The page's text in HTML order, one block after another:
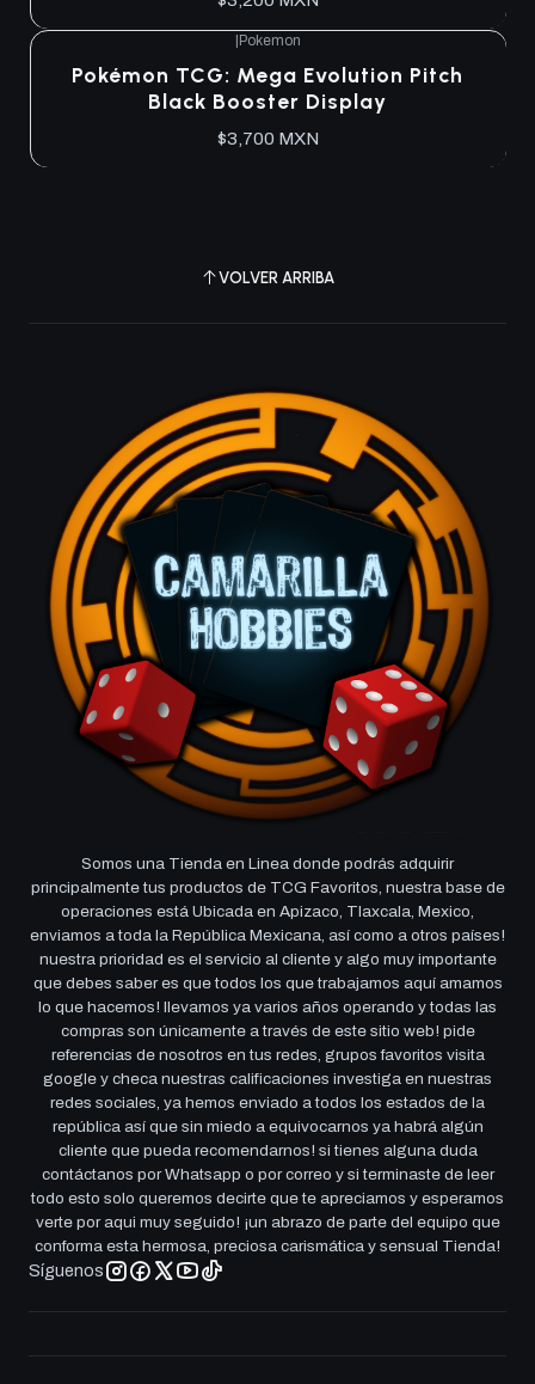
Pokemon
Pokémon TCG: Mega Evolution Pitch
Black Booster Display
$3,700 MXN
VOLVER ARRIBA
Somos una Tienda en Linea donde podrás adquirir
principalmente tus productos de TCG Favoritos, nuestra base de
operaciones está Ubicada en Apizaco, Tlaxcala, Mexico,
enviamos a toda la República Mexicana, así como a otros países!
nuestra prioridad es el servicio al cliente y algo muy importante
que debes saber es que todos los que trabajamos aquí amamos
lo que hacemos! llevamos ya varios años operando y todas las
compras son únicamente a través de este sitio web! pide
referencias de nosotros en tus redes, grupos favoritos visita
google y checa nuestras calificaciones investiga en nuestras
redes sociales, ya hemos enviado a todos los estados de la
república así que sin miedo a equivocarnos ya habrá algún
cliente que pueda recomendarnos! si tienes alguna duda
contáctanos por Whatsapp o por correo y si terminaste de leer
todo esto solo queremos decirte que te apreciamos y esperamos
verte por aqui muy seguido! ¡un abrazo de parte del equipo que
conforma esta hermosa, preciosa carismática y sensual Tienda!
Síguenos